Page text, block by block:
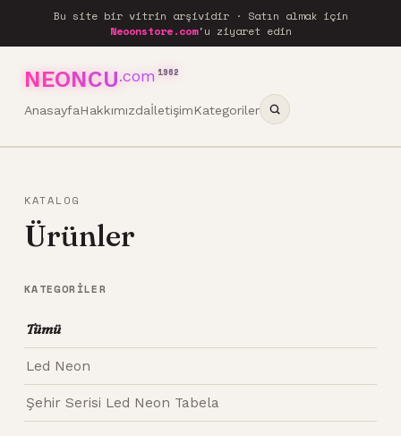
Bu site bir vitrin arşividir · Satın almak için
Neoonstore.com'u ziyaret edin
NEONCU.com 1962
AnasayfaHakkımızdaİletişimKategoriler
KATALOG
Ürünler
KATEGORILER
Tümü
Led Neon
Şehir Serisi Led Neon Tabela